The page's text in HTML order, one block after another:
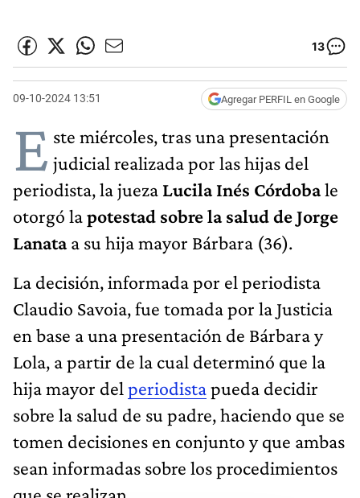
13
09-10-2024 13:51 Agregar PERFIL en Google
E ste miércoles, tras una presentación
judicial realizada por las hijas del
periodista, la jueza Lucila Inés Córdobale
otorgó lapotestad sobre la salud de Jorge
Lanataa su hija mayor Bárbara (36).
La decisión, informada por el periodista
Claudio Savoia, fue tomada por la Justicia
en base a una presentación de Bárbara y
Lola, a partir de la cual determinó que la
hija mayor del periodistapueda decidir
sobre la salud de su padre, haciendo que se
tomen decisiones en conjunto y que ambas
sean informadas sobre los procedimientos